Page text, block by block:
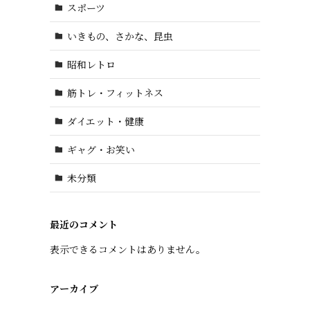
スポーツ
いきもの、さかな、昆虫
昭和レトロ
筋トレ・フィットネス
ダイエット・健康
ギャグ・お笑い
未分類
最近のコメント
表示できるコメントはありません。
アーカイブ